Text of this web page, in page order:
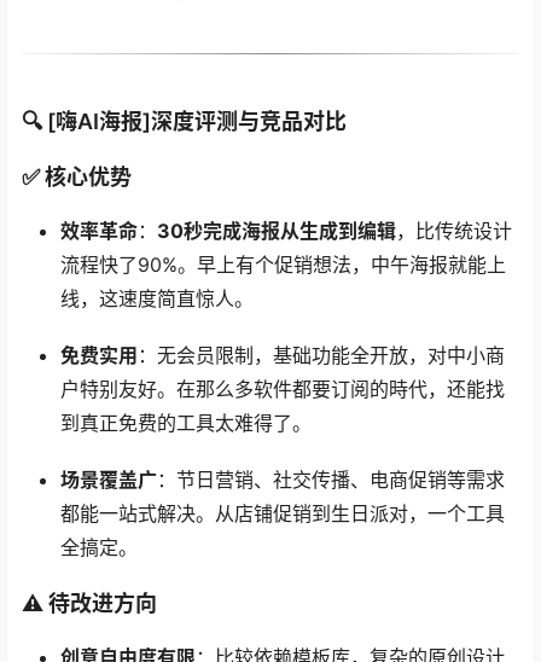
🔍 [嗨AI海报]深度评测与竞品对比
✅ 核心优势
效率革命： 30秒完成海报从生成到编辑，比传统设计
流程快了90%。早上有个促销想法，中午海报就能上
线，这速度简直惊人。
免费实用 ：无会员限制，基础功能全开放，对中小商
户特别友好。在那么多软件都要订阅的時代，还能找
到真正免费的工具太难得了。
场景覆盖广：节日营销、社交传播、电商促销等需求
都能一站式解决。从店铺促销到生日派对，一个工具
全搞定。
⚠️ 待改进方向